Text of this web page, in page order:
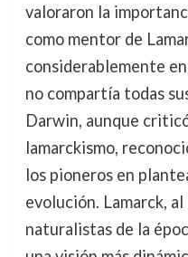
valoraron la
como mentor de
considerablemente
no compartía todas
Darwin, aunque
lamarckismo,
los pioneros en
evolución. Lamarck,
naturalistas de la